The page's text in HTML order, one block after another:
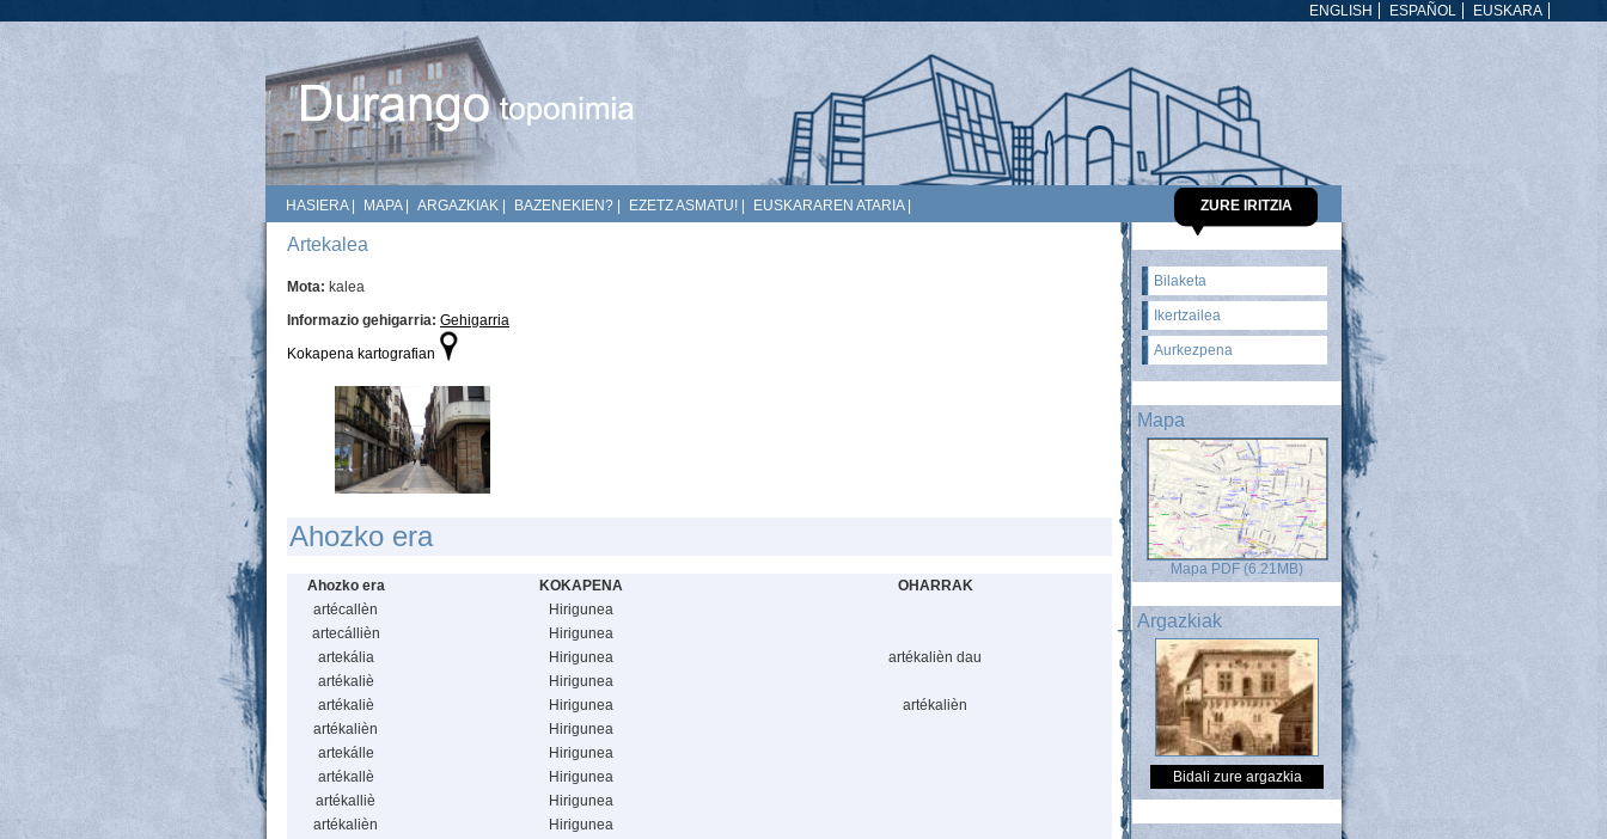
EUSKARA
ESPAÑOL
ENGLISH
HASIERA| MAPA| ARGAZKIAK BAZENEKIEN? EZETZ ASMATU! EUSKARAREN ATARIA| ZURE IRITZIA
Artekalea
Mota: kalea
Informazio gehigarria: Gehigarria
Kokapena kartografian
Ahozko era
Ahozko era KOKAPENA
OHARRAK
artécallèn
Hirigunea
artecállièn
Hirigunea
artekália
Hirigunea
artékalièn dau
artékaliè
Hirigunea
artékaliè
Hirigunea
artékalièn
artékalièn
Hirigunea
artekálle
Hirigunea
artékallè
Hirigunea
artékalliè
Hirigunea
artékalièn
Hirigunea
Bilaketa
Ikertzailea
Aurkezpena
Mapa
Mapa PDF (6.21MB)
Argazkiak
Bidali zure argazkia